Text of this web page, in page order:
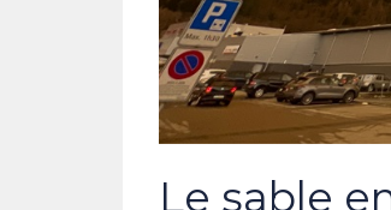
Le sable